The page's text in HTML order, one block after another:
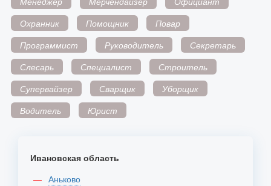
Охранник
Помощник
Повар
Программист
Руководитель
Секретарь
Слесарь
Специалист
Строитель
Супервайзер
Сварщик
Уборщик
Водитель
Юрист
Ивановская область
Аньково